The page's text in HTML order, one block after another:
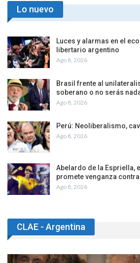
Lo nuevo
Luces y alarmas en el
libertario argentino
Ago 8, 2026
Brasil frente al
soberano o no serás
Ago 8, 2026
Perú: Neoliberalismo,
Ago 8, 2026
Abelardo de la Espriella,
promete venganza
Ago 8, 2026
CLAE - Argentina